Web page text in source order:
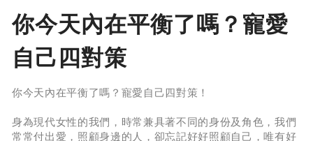
你今天內在平衡了嗎？寵愛
自己四對策
你今天內在平衡了嗎？寵愛自己四對策！
身為現代女性的我們，時常兼具著不同的身份及角色，我們
常常付出愛，照顧身邊的人，卻忘記好好照顧自己，唯有好